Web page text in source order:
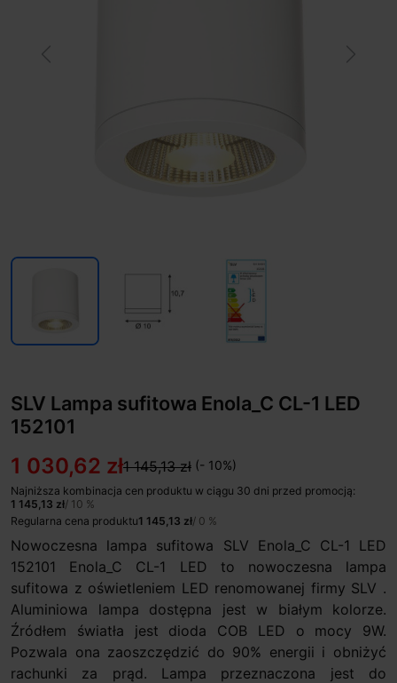
SLV Lampa sufitowa Enola_C CL-1 LED
152101
1 030,62 zł1 145,13 zł (- 10%)
Najniższa kombinacja cen produktu w ciągu 30 dni przed promocją:
1 145,13 zł/ 10 %
Regularna cena produktu1 145,13 zł/ 0 %
Nowoczesna lampa sufitowa SLV Enola_C CL-1 LED
152101 Enola_C CL-1 LED to nowoczesna lampa
sufitowa z oświetleniem LED renomowanej firmy SLV .
Aluminiowa lampa dostępna jest w białym kolorze.
Źródłem światła jest dioda COB LED o mocy 9W.
Pozwala ona zaoszczędzić do 90% energii i obniżyć
rachunki za prąd. Lampa przeznaczona jest do